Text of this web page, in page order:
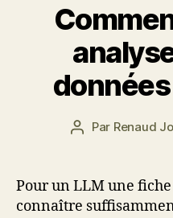
Auteur
Par Renaud
Pour un LLM une
connaître